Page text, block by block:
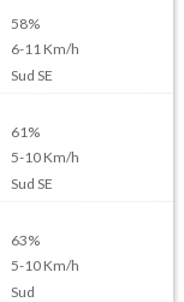
58%
6-11Km/h
Sud SE
61%
5-10Km/h
Sud SE
63%
5-10Km/h
Sud